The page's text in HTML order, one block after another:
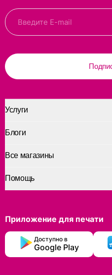
Услуги
Помощь
Блоги
Все магазины
Приложение для печати
Доступно в
Google Play